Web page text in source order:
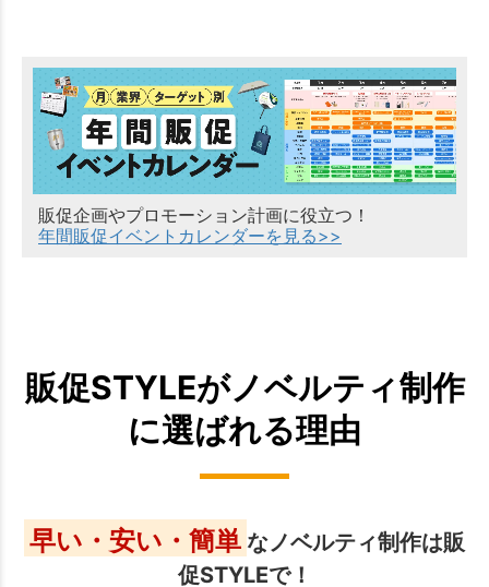
販促企画やプロモーション計画に役立つ！
年間販促イベントカレンダーを見る>>
販促STYLEがノベルティ制作
に選ばれる理由
早い・安い・簡単 なノベルティ制作は販
促STYLEで！